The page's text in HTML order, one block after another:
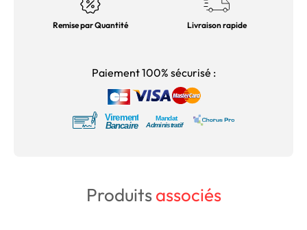
Remise par Quantité Livraison rapide
Paiement 100% sécurisé :
Produitsassociés